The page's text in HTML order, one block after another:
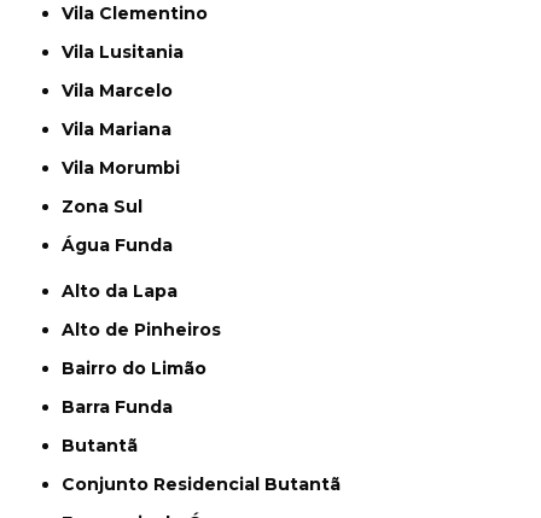
Vila Clementino
Vila Lusitania
Vila Marcelo
Vila Mariana
Vila Morumbi
Zona Sul
Água Funda
Alto da Lapa
Alto de Pinheiros
Bairro do Limão
Barra Funda
Butantã
Conjunto Residencial Butantã